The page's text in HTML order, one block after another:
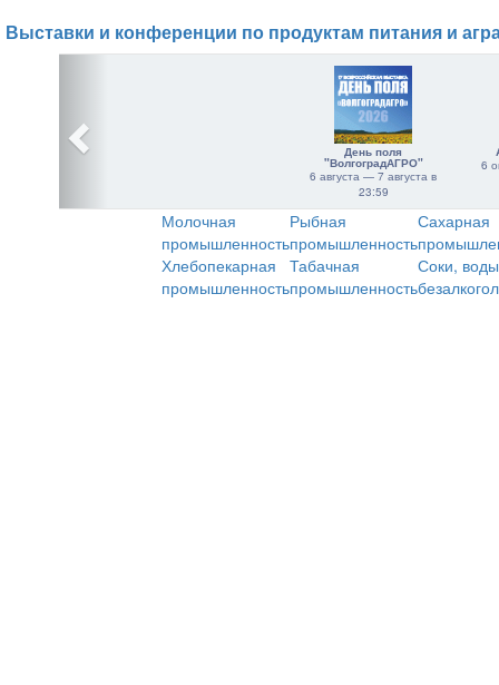
Выставки и конференции по продуктам питания и
День поля
"ВолгоградАГРО"
6 августа — 7 августа в
23:59
6
Молочная
промышленность
Рыбная
промышленность
Сахарная
Хлебопекарная
промышленность
Табачная
промышленность
Соки,